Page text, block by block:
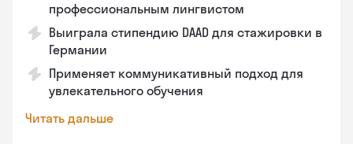
профессиональным лингвистом
Выиграла стипендию DAAD для стажировки в
Германии
Применяет коммуникативный подход для
увлекательного обучения
Читать дальше